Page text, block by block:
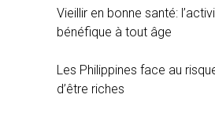
Vieillir en bonne santé:
bénéfique à tout âge
Les Philippines face au
d’être riches